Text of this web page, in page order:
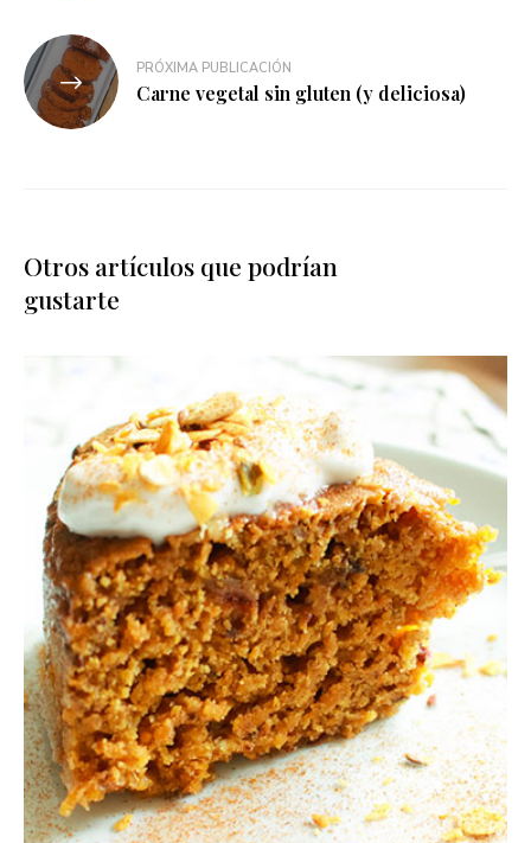
PRÓXIMA PUBLICACIÓN
Carne vegetal sin gluten (y deliciosa)
Otros artículos que podrían
gustarte